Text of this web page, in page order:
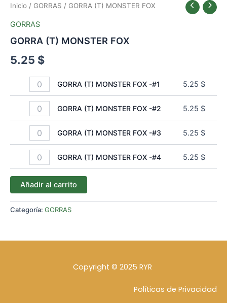
Inicio / GORRAS / GORRA (T) MONSTER FOX
GORRAS
GORRA (T) MONSTER FOX
5.25 $
GORRA (T) MONSTER FOX -#1 5.25 $
GORRA (T) MONSTER FOX -#2 5.25 $
GORRA (T) MONSTER FOX -#3 5.25 $
GORRA (T) MONSTER FOX -#4 5.25 $
Añadir al carrito
Categoría: GORRAS
Copyright © 2025 RYR
Políticas de Privacidad